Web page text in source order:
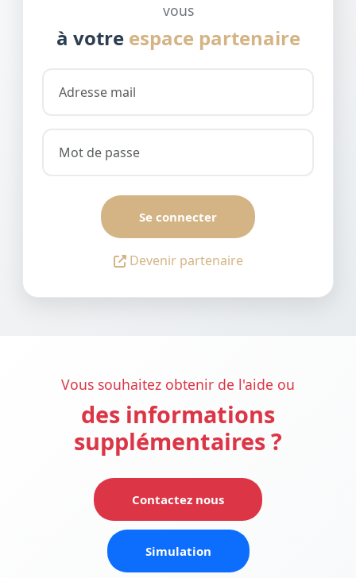
vous
à votre espace partenaire
Se connecter
Devenir partenaire
Vous souhaitez obtenir de l'aide ou
des informations
supplémentaires ?
Contactez nous
Simulation